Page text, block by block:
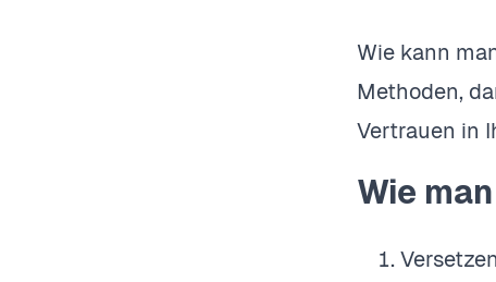
Wie kann
Methoden,
Vertrauen in
Wie